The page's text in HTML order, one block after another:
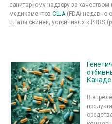
санитарному надзору за
медикаментов США (FDA) недавно
Штаты свиней, устойчивых к PRRS
Канаде
В